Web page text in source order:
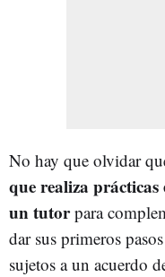
No hay que olvidar
que realiza
un tutorpara
dar sus primeros
sujetos a un acuerdo